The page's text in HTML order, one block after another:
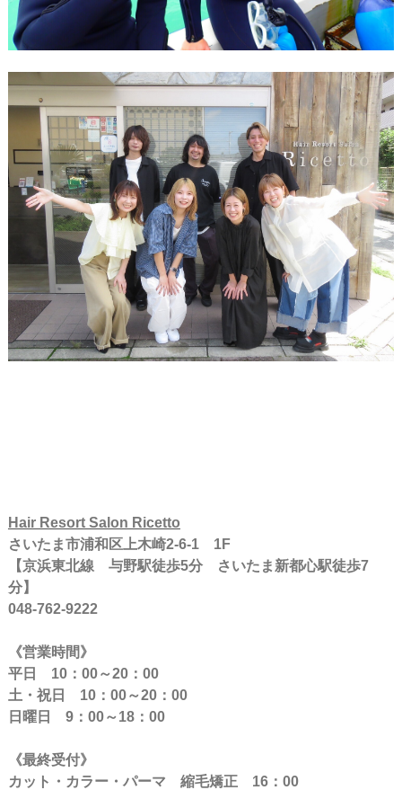
Hair Resort Salon Ricetto
さいたま市浦和区上木崎2-6-1 1F
【京浜東北線 与野駅徒歩5分 さいたま新都心駅徒歩7
分】
048-762-9222
《営業時間》
平日 10：00～20：00
土・祝日 10：00～20：00
日曜日 9：00～18：00
《最終受付》
カット・カラー・パーマ 縮毛矯正 16：00